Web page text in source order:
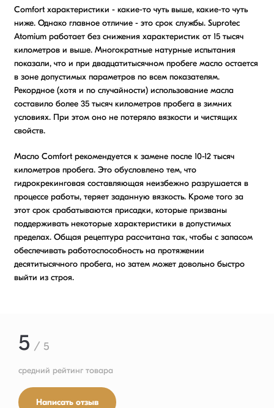
Comfort характеристики - какие-то чуть выше, какие-то чуть
ниже. Однако главное отличие - это срок службы. Suprotec
Atomium работает без снижения характеристик от 15 тысяч
километров и выше. Многократные натурные испытания
показали, что и при двадцатитысячном пробеге масло остается
в зоне допустимых параметров по всем показателям.
Рекордное (хотя и по случайности) использование масла
составило более 35 тысяч километров пробега в зимних
условиях. При этом оно не потеряло вязкости и чистящих
свойств.
Масло Comfort рекомендуется к замене после 10-12 тысяч
километров пробега. Это обусловлено тем, что
гидрокрекинговая составляющая неизбежно разрушается в
процессе работы, теряет заданную вязкость. Кроме того за
этот срок срабатываются присадки, которые призваны
поддерживать некоторые характеристики в допустимых
пределах. Общая рецептура рассчитана так, чтобы с запасом
обеспечивать работоспособность на протяжении
десятитысячного пробега, но затем может довольно быстро
выйти из строя.
5 / 5
средний рейтинг товара
Написать отзыв